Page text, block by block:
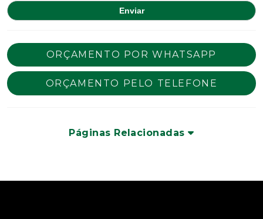
ORÇAMENTO POR WHATSAPP
ORÇAMENTO PELO TELEFONE
Páginas Relacionadas